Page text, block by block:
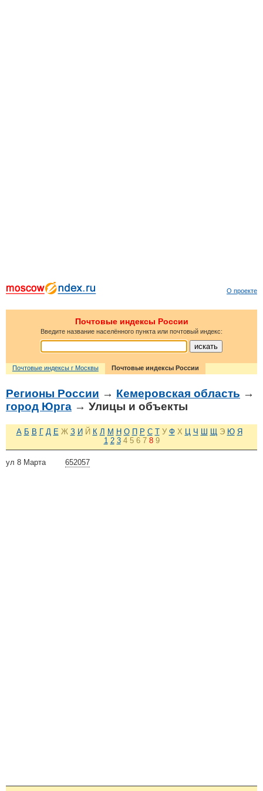
О проекте
Почтовые индексы России
Введите название населённого пункта или почтовый индекс:
Почтовые индексы г Москвы Почтовые индексы России
Регионы России → Кемеровская область →
город Юрга → Улицы и объекты
А Б В Г Д Е Ж З И Й К Л М Н О П Р С Т У Ф Х Ц Ч Ш Щ Э Ю Я
1 2 3 4 5 6 7 8 9
652057
ул 8 Марта